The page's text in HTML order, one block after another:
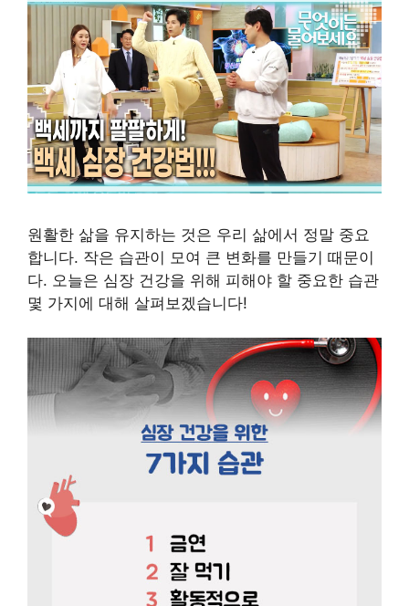
원활한 삶을 유지하는 것은 우리 삶에서 정말 중요
합니다. 작은 습관이 모여 큰 변화를 만들기 때문이
다. 오늘은 심장 건강을 위해 피해야 할 중요한 습관
몇 가지에 대해 살펴보겠습니다!